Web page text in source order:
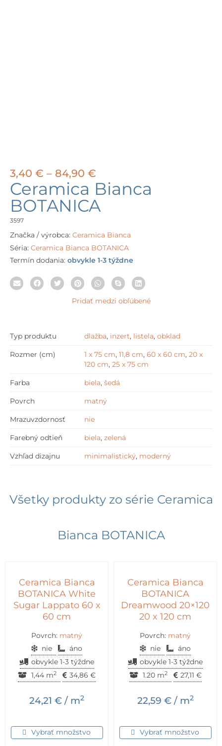
3,40 € – 84,90 €
range:
3,40 €
through
84,90 €
Ceramica Bianca
BOTANICA
3597
Značka / výrobca: Ceramica Bianca
Séria: Ceramica Bianca BOTANICA
Termín dodania: obvykle 1-3 týždne
Pridať medzi obľúbené
Typ produktu dlažba, inzert, listela, obklad
Rozmer (cm) 1 x 75 cm, 11,8 cm, 60 x 60 cm, 20 x
120 cm, 25 x 75 cm
Farba biela, šedá
Povrch matný
Mrazuvzdornosť nie
Farebný odtieň biela, zelená
Vzhľad dizajnu minimalistický, moderný
Všetky produkty zo série Ceramica
Bianca BOTANICA
Ceramica Bianca
BOTANICA White
Sugar Lappato 60 x
60 cm
Povrch: matný
nie
áno
obvykle 1-3 týždne
1,44 m2 34,86 €
24,21 € / m2
Vybrať množstvo
Ceramica Bianca
BOTANICA
Dreamwood 20×120
20 x 120 cm
Povrch: matný
nie
áno
obvykle 1-3 týždne
1.20 m2 27,11 €
22,59 €/ m2
Vybrať množstvo